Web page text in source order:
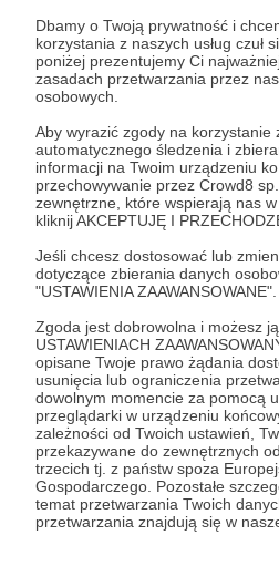
Dbamy o Twoją prywatność i
korzystania z naszych usług czuł
poniżej prezentujemy Ci
zasadach przetwarzania przez
osobowych.
Aby wyrazić zgody na korzystanie
automatycznego śledzenia i
informacji na Twoim urządzeniu
przechowywanie przez Crowd8
zewnętrzne, które wspierają nas w
kliknij AKCEPTUJĘ I
Jeśli chcesz dostosować lub
dotyczące zbierania danych
"USTAWIENIA ZAAWANSOWANE".
Zgoda jest dobrowolna i możesz
USTAWIENIACH
opisane Twoje prawo żądania
usunięcia lub ograniczenia
dowolnym momencie za pomocą
przeglądarki w urządzeniu
zależności od Twoich ustawień,
przekazywane do zewnętrznych
trzecich tj. z państw spoza
Gospodarczego. Pozostałe
temat przetwarzania Twoich
przetwarzania znajdują się w
Zostań
Zaloguj
apdejcik książka
Udostępnij
Zobacz
Zobacz również